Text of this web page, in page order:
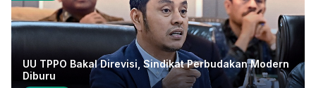
UU TPPO Bakal Direvisi, Sindikat Perbudakan Modern
Diburu